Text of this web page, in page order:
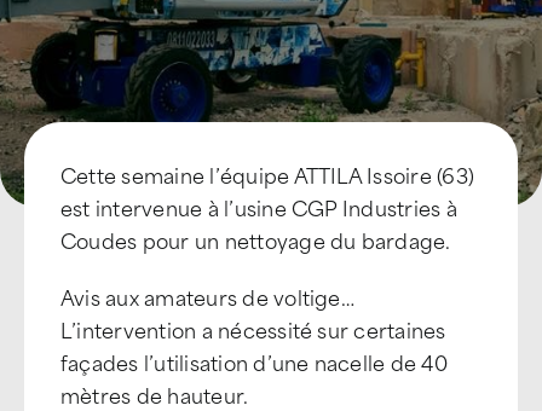
Devenir Franchisé
Cette semaine l’équipe ATTILA Issoire (63)
est intervenue à l’usine CGP Industries à
Coudes pour un nettoyage du bardage.
Avis aux amateurs de voltige…
L’intervention a nécessité sur certaines
façades l’utilisation d’une nacelle de 40
mètres de hauteur.